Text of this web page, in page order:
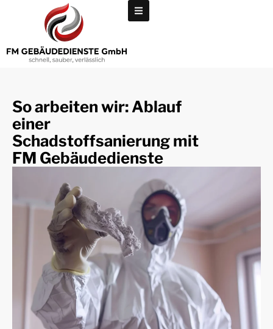
So arbeiten wir: Ablauf
einer
Schadstoffsanierung mit
FM Gebäudedienste